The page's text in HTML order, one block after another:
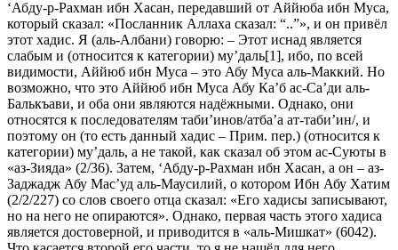
‘Абду-р-Рахман ибн Хасан, передавший от Аййюба ибн Муса,
который сказал: «Посланник Аллаха сказал: “..”», и он привёл
этот хадис. Я (аль-Албани) говорю: – Этот иснад является
слабым и (относится к категории) му’даль[1], ибо, по всей
видимости, Аййюб ибн Муса – это Абу Муса аль-Маккий. Но
возможно, что это Аййюб ибн Муса Абу Ка’б ас-Са’ди аль-
Балькъави, и оба они являются надёжными. Однако, они
относятся к последователям таби’инов/атба’а ат-таби’ин/, и
поэтому он (то есть данный хадис – Прим. пер.) (относится к
категории) му’даль, а не такой, как сказал об этом ас-Суюты в
«аз-Зияда» (2/36). Затем, ‘Абду-р-Рахман ибн Хасан, а он – аз-
Заджадж Абу Мас’уд аль-Маусилий, о котором Ибн Абу Хатим
(2/2/227) со слов своего отца сказал: «Его хадисы записывают,
но на него не опираются». Однако, первая часть этого хадиса
является достоверной, и приводится в «аль-Мишкат» (6042).